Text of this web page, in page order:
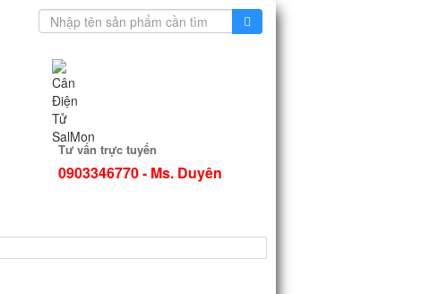
Tư vấn trực tuyến
0903346770 - Ms. Duyên